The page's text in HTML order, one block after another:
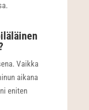
Vaikka
aikana
eniten